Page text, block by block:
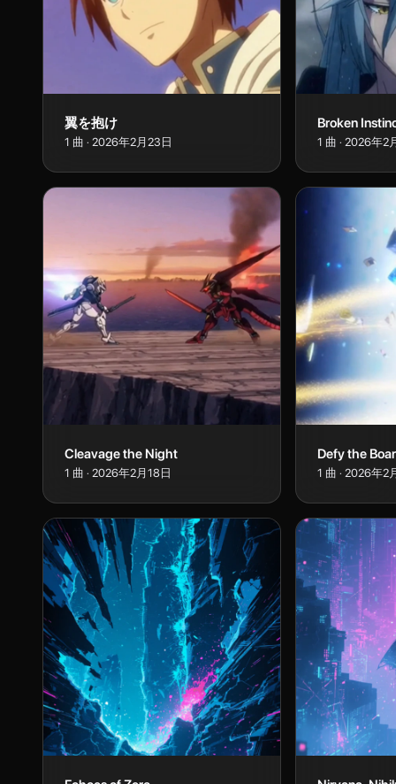
翼を抱け
1 曲 · 2026年2月23日
Broken
1 曲 · 2026年2
Cleavage the Night
1 曲 · 2026年2月18日
Defy the
1 曲 · 2026年2